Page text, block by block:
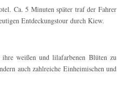
Ca. 5 Minuten später traf der Fahrer
Entdeckungstour durch Kiew.
weißen und lilafarbenen Blüten zu
auch zahlreiche Einheimischen und